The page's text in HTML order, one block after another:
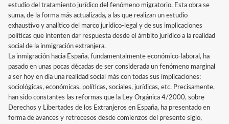
estudio del tratamiento jurídico del fenómeno migratorio. Esta obra se
suma, de la forma más actualizada, a las que realizan un estudio
exhaustivo y analítico del marco jurídico-legal y de sus implicaciones
políticas que intenten dar respuesta desde el ámbito jurídico a la realidad
social de la inmigración extranjera.
La inmigración hacia España, fundamentalmente económico-laboral, ha
pasado en unas pocas décadas de ser considerada un fenómeno marginal
a ser hoy en día una realidad social más con todas sus implicaciones:
sociológicas, económicas, políticas, sociales, jurídicas, etc. Precisamente,
han sido constantes las reformas que la Ley Orgánica 4/2000, sobre
Derechos y Libertades de los Extranjeros en España, ha presentado en
forma de avances y retrocesos desde comienzos del presente siglo,